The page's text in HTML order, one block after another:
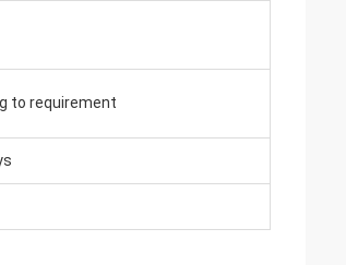
to requirement